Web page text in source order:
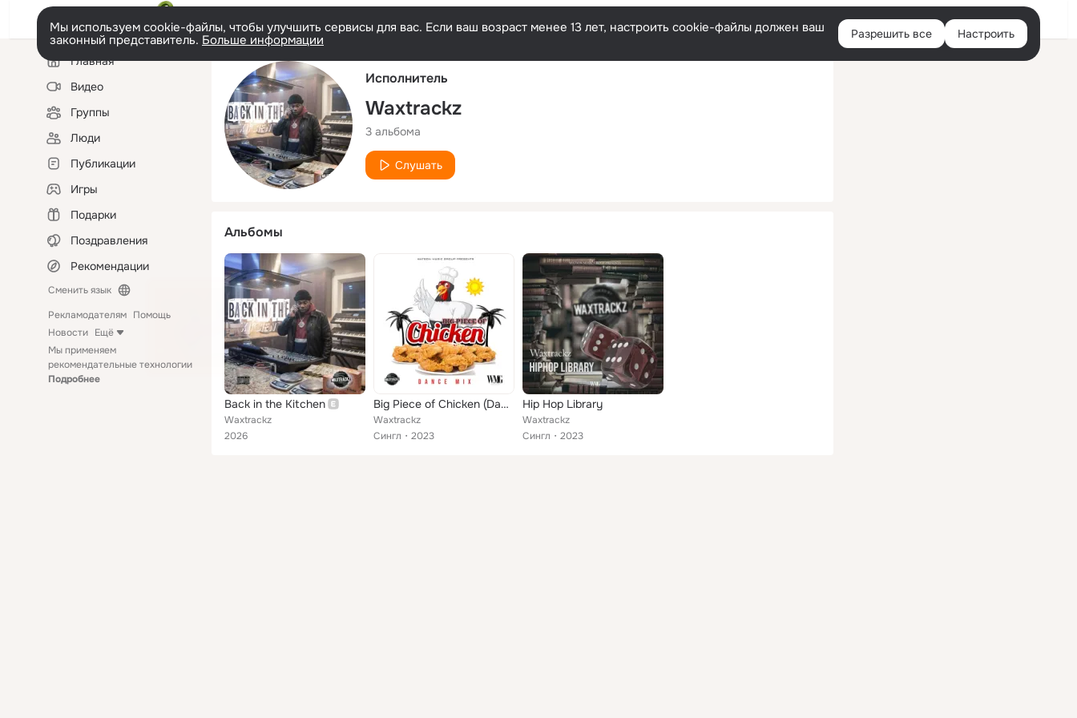
Русский Войти
Мы используем cookie-файлы, чтобы улучшить сервисы для вас. Если ваш возраст менее 13 лет, настроить cookie-файлы должен ваш
законный представитель. Больше информации Разрешить все Настроить
Левая
колонкаГлавная
Видео
Группы
Люди
Публикации
Игры
Подарки
Поздравления
Рекомендации
Сменить язык
Рекламодателям Помощь
Новости Ещё
Мы применяем
рекомендательные технологии
Подробнее
Исполнитель
Waxtrackz
3 альбома
Слушать
Альбомы
Back in the Kitchen
Waxtrackz
2026
Big Piece of Chicken (Dance Mix)
Waxtrackz
Сингл
2023
Hip Hop Library
Waxtrackz
Сингл
2023